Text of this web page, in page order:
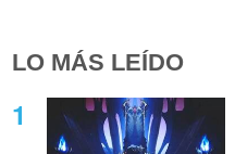
LO MÁS LEÍDO